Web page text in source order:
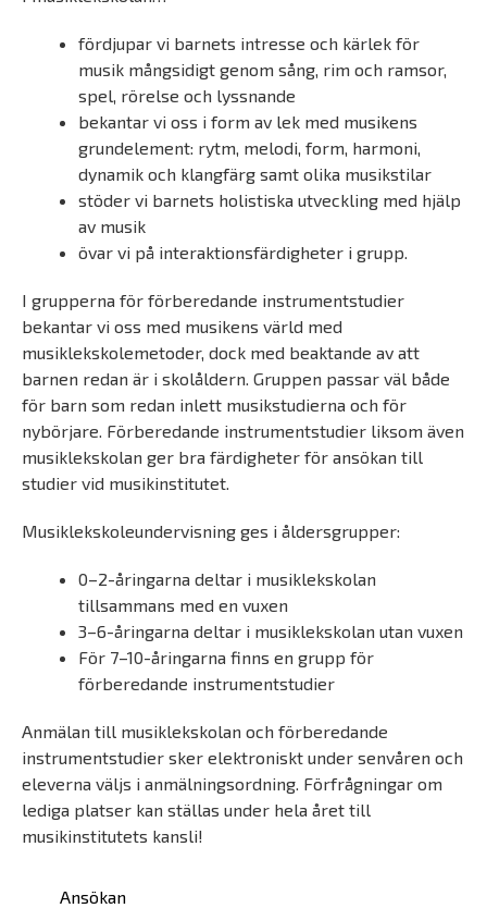
Päävalikko
Ansökan
fördjupar vi barnets intresse och kärlek för
musik mångsidigt genom sång, rim och ramsor,
spel, rörelse och lyssnande
bekantar vi oss i form av lek med musikens
grundelement: rytm, melodi, form, harmoni,
dynamik och klangfärg samt olika musikstilar
stöder vi barnets holistiska utveckling med hjälp
av musik
övar vi på interaktionsfärdigheter i grupp.
I grupperna för förberedande instrumentstudier
bekantar vi oss med musikens värld med
musiklekskolemetoder, dock med beaktande av att
barnen redan är i skolåldern. Gruppen passar väl både
för barn som redan inlett musikstudierna och för
nybörjare. Förberedande instrumentstudier liksom även
musiklekskolan ger bra färdigheter för ansökan till
studier vid musikinstitutet.
Musiklekskoleundervisning ges i åldersgrupper:
0–2-åringarna deltar i musiklekskolan
tillsammans med en vuxen
3–6-åringarna deltar i musiklekskolan utan vuxen
För 7–10-åringarna finns en grupp för
förberedande instrumentstudier
Anmälan till musiklekskolan och förberedande
instrumentstudier sker elektroniskt under senvåren och
eleverna väljs i anmälningsordning. Förfrågningar om
lediga platser kan ställas under hela året till
musikinstitutets kansli!